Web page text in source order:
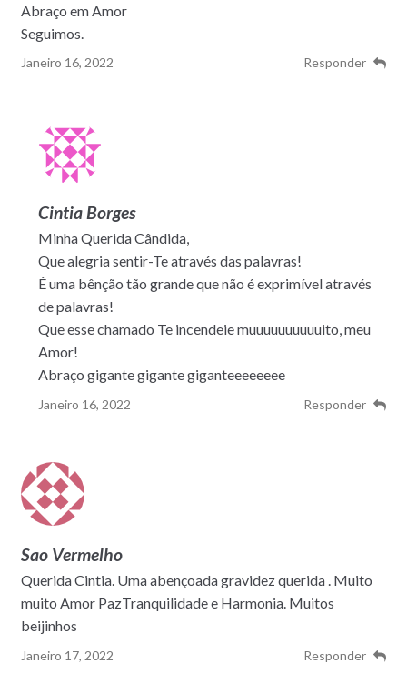
Abraço em Amor
Seguimos.
Janeiro 16, 2022 Responder
Cintia Borges
Minha Querida Cândida,
Que alegria sentir-Te através das palavras!
É uma bênção tão grande que não é exprimível através
de palavras!
Que esse chamado Te incendeie muuuuuuuuuuito, meu
Amor!
Abraço gigante gigante giganteeeeeeee
Janeiro 16, 2022 Responder
Sao Vermelho
Querida Cintia. Uma abençoada gravidez querida . Muito
muito Amor PazTranquilidade e Harmonia. Muitos
beijinhos
Janeiro 17, 2022 Responder